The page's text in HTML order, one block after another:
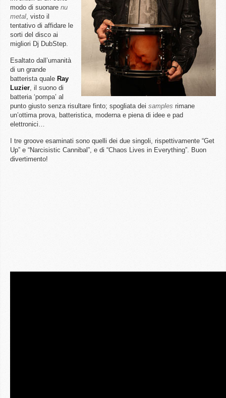
modo di suonare nu
metal, visto il
tentativo di affidare le
sorti del disco ai
migliori Dj DubStep.
Esaltato dall’umanità
di un grande
batterista quale Ray
Luzier, il suono di
batteria ‘pompa’ al
punto giusto senza risultare finto; spogliata dei samples rimane
un’ottima prova, batteristica, moderna e piena di idee e pad
elettronici…
I tre groove esaminati sono quelli dei due singoli, rispettivamente “Get
Up” e “Narcisistic Cannibal”, e di “Chaos Lives in Everything”. Buon
divertimento!